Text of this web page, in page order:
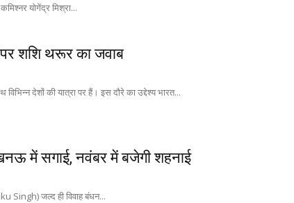
योगेंद्र मिश्रा...
पर शशि थरूर का जवाब
देशों की यात्रा पर हैं। इस दौरे का उद्देश्य भारत...
में सगाई, नवंबर में बजेगी शहनाई
Singh) जल्द ही विवाह बंधन...